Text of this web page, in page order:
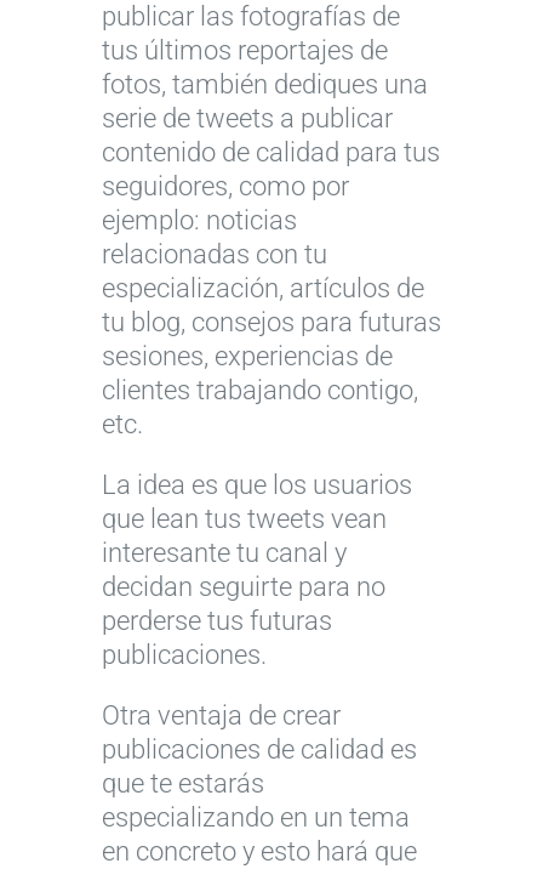
publicar las fotografías de
tus últimos reportajes de
fotos, también dediques una
serie de tweets a publicar
contenido de calidad para tus
seguidores, como por
ejemplo: noticias
relacionadas con tu
especialización, artículos de
tu blog, consejos para futuras
sesiones, experiencias de
clientes trabajando contigo,
etc.
La idea es que los usuarios
que lean tus tweets vean
interesante tu canal y
decidan seguirte para no
perderse tus futuras
publicaciones.
Otra ventaja de crear
publicaciones de calidad es
que te estarás
especializando en un tema
en concreto y esto hará que